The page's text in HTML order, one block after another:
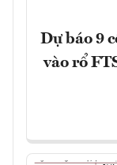
Dự báo 9
vào rổ